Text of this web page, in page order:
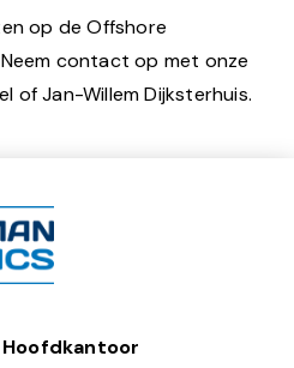
op de Offshore
contact op met onze
of Jan-Willem Dijksterhuis.